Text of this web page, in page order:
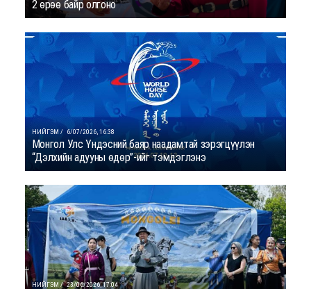
2 өрөө байр олгоно
НИЙГЭМ / 6/07/2026, 16:38
Монгол Улс Үндэсний баяр наадамтай зэрэгцүүлэн
“Дэлхийн адууны өдөр”-ийг тэмдэглэнэ
НИЙГЭМ / 23/06/2026, 17:04